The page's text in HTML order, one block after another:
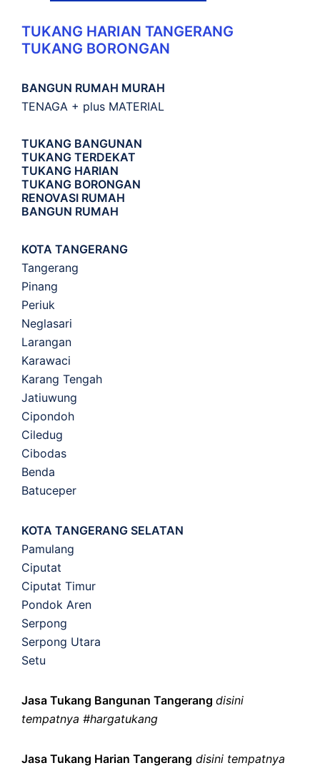
TUKANG HARIAN TANGERANG
TUKANG BORONGAN
BANGUN RUMAH MURAH
TENAGA + plus MATERIAL
TUKANG BANGUNAN
TUKANG TERDEKAT
TUKANG HARIAN
TUKANG BORONGAN
RENOVASI RUMAH
BANGUN RUMAH
KOTA TANGERANG
Tangerang
Pinang
Periuk
Neglasari
Larangan
Karawaci
Karang Tengah
Jatiuwung
Cipondoh
Ciledug
Cibodas
Benda
Batuceper
KOTA TANGERANG SELATAN
Pamulang
Ciputat
Ciputat Timur
Pondok Aren
Serpong
Serpong Utara
Setu
Jasa Tukang Bangunan Tangerang disini
tempatnya #hargatukang
Jasa Tukang Harian Tangerang disini tempatnya